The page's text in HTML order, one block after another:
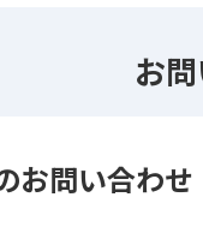
お
お問い合わせ